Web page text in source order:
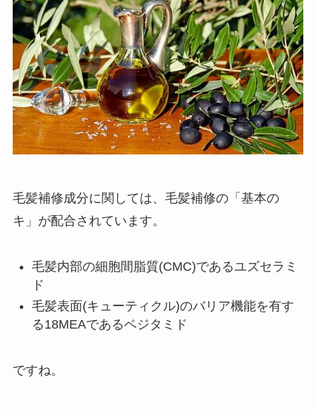
毛髪補修成分に関しては、毛髪補修の「基本の
キ」が配合されています。
毛髪内部の細胞間脂質(CMC)であるユズセラミ
ド
毛髪表面(キューティクル)のバリア機能を有す
る18MEAであるベジタミド
ですね。